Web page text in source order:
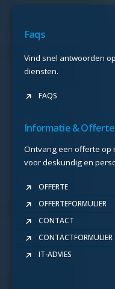
Faqs
Vind snel antwoorden
diensten.
FAQS
Informatie & Offerte
Ontvang een offerte op
voor deskundig en
OFFERTE
OFFERTEFORMULIER
CONTACT
CONTACTFORMULIER
IT-ADVIES